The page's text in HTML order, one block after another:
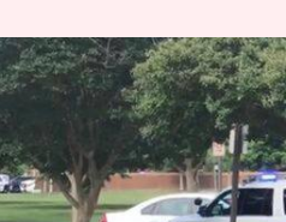
में सरकारी
11 की मौत,
am